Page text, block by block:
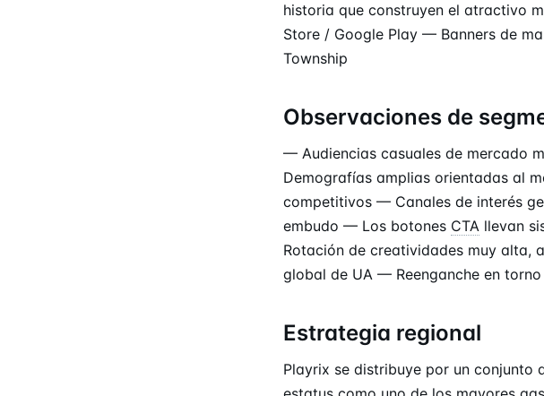
historia que construyen el atractivo
Store / Google Play — Banners de
Township
Observaciones de
— Audiencias casuales de mercado
Demografías amplias orientadas al
competitivos — Canales de interés
embudo — Los botones CTA llevan
Rotación de creatividades muy alta,
global de UA — Reenganche en
Estrategia regional
Playrix se distribuye por un conjunto